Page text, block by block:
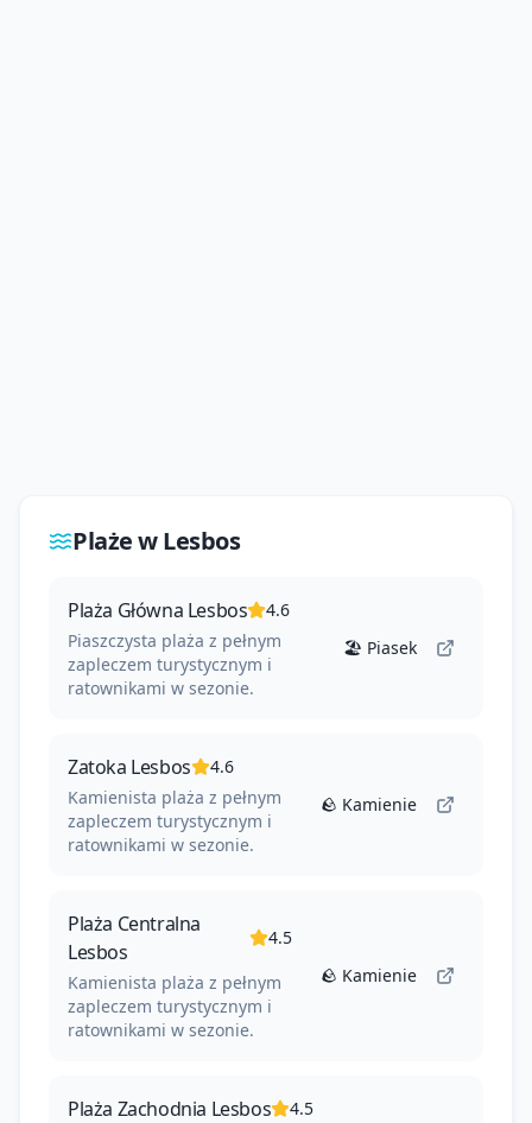
Plaże wLesbos
Plaża Główna Lesbos
4.6
Piaszczysta plaża z pełnym
zapleczem turystycznym i
ratownikami w sezonie.
🏖️ Piasek
Zatoka Lesbos
4.6
Kamienista plaża z pełnym
zapleczem turystycznym i
ratownikami w sezonie.
🪨 Kamienie
Plaża Centralna
Lesbos
4.5
Kamienista plaża z pełnym
zapleczem turystycznym i
ratownikami w sezonie.
🪨 Kamienie
Plaża Zachodnia Lesbos
4.5